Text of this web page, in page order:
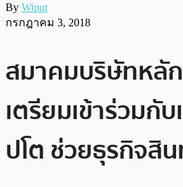
By Wiput
กรกฎาคม 3, 2018
สมาคมบริษัทหลั
เตรียมเข้าร่วมกั
ปโต ช่วยธุรกิจสิ